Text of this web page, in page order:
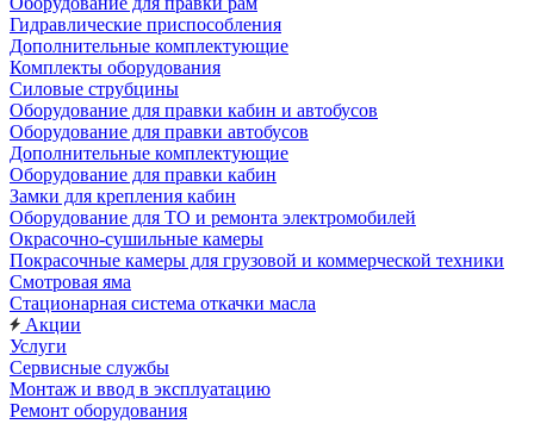
Гидравлические приспособления
Дополнительные комплектующие
Комплекты оборудования
Силовые струбцины
Оборудование для правки кабин и автобусов
Оборудование для правки автобусов
Дополнительные комплектующие
Оборудование для правки кабин
Замки для крепления кабин
Оборудование для ТО и ремонта электромобилей
Окрасочно-сушильные камеры
Покрасочные камеры для грузовой и коммерческой техники
Смотровая яма
Стационарная система откачки масла
Акции
Услуги
Сервисные службы
Монтаж и ввод в эксплуатацию
Ремонт оборудования